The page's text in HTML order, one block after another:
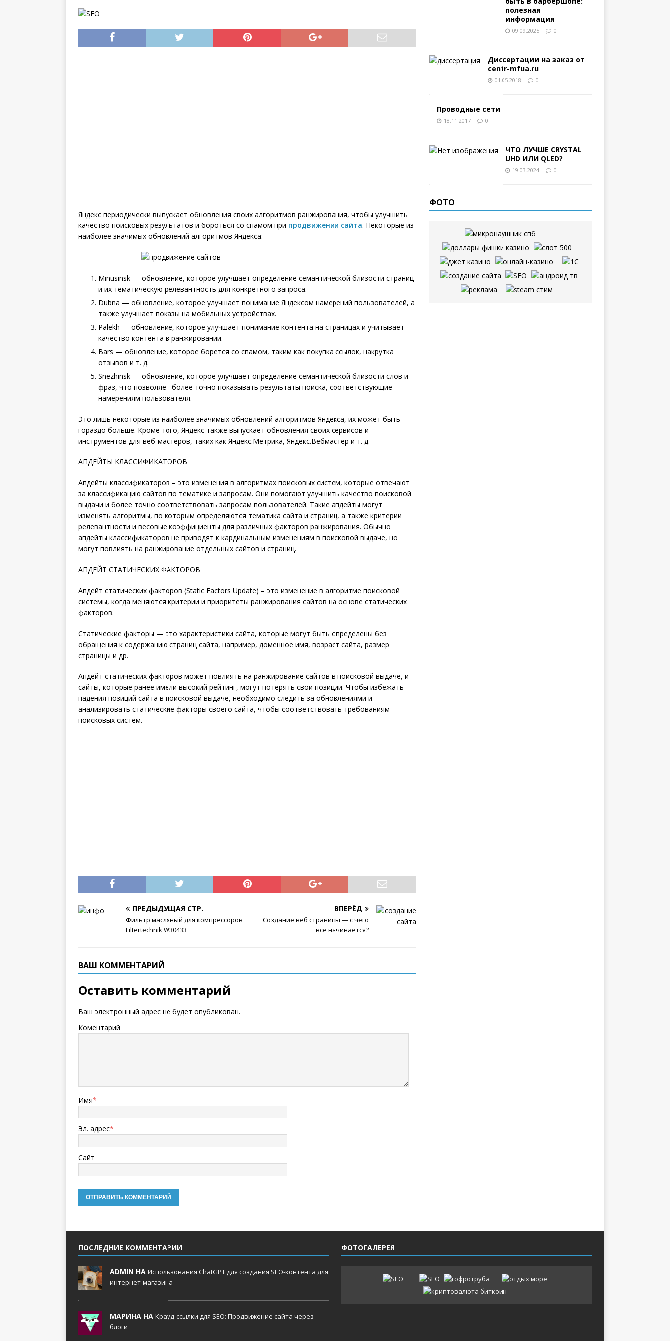
Яндекс периодически выпускает обновления своих алгоритмов ранжирования, чтобы улучшить
качество поисковых результатов и бороться со спамом при продвижении сайта. Некоторые из
наиболее значимых обновлений алгоритмов Яндекса:
Minusinsk — обновление, которое улучшает определение семантической близости страниц
и их тематическую релевантность для конкретного запроса.
Dubna — обновление, которое улучшает понимание Яндексом намерений пользователей, а
также улучшает показы на мобильных устройствах.
Palekh — обновление, которое улучшает понимание контента на страницах и учитывает
качество контента в ранжировании.
Bars — обновление, которое борется со спамом, таким как покупка ссылок, накрутка
отзывов и т. д.
Snezhinsk — обновление, которое улучшает определение семантической близости слов и
фраз, что позволяет более точно показывать результаты поиска, соответствующие
намерениям пользователя.
Это лишь некоторые из наиболее значимых обновлений алгоритмов Яндекса, их может быть
гораздо больше. Кроме того, Яндекс также выпускает обновления своих сервисов и
инструментов для веб-мастеров, таких как Яндекс.Метрика, Яндекс.Вебмастер и т. д.
АПДЕЙТЫ КЛАССИФИКАТОРОВ
Апдейты классификаторов – это изменения в алгоритмах поисковых систем, которые отвечают
за классификацию сайтов по тематике и запросам. Они помогают улучшить качество поисковой
выдачи и более точно соответствовать запросам пользователей. Такие апдейты могут
изменять алгоритмы, по которым определяются тематика сайта и страниц, а также критерии
релевантности и весовые коэффициенты для различных факторов ранжирования. Обычно
апдейты классификаторов не приводят к кардинальным изменениям в поисковой выдаче, но
могут повлиять на ранжирование отдельных сайтов и страниц.
АПДЕЙТ СТАТИЧЕСКИХ ФАКТОРОВ
Апдейт статических факторов (Static Factors Update) – это изменение в алгоритме поисковой
системы, когда меняются критерии и приоритеты ранжирования сайтов на основе статических
факторов.
Статические факторы — это характеристики сайта, которые могут быть определены без
обращения к содержанию страниц сайта, например, доменное имя, возраст сайта, размер
страницы и др.
Апдейт статических факторов может повлиять на ранжирование сайтов в поисковой выдаче, и
сайты, которые ранее имели высокий рейтинг, могут потерять свои позиции. Чтобы избежать
падения позиций сайта в поисковой выдаче, необходимо следить за обновлениями и
анализировать статические факторы своего сайта, чтобы соответствовать требованиям
поисковых систем.
ПРЕДЫДУЩАЯ СТР.
Фильтр масляный для компрессоров
Filtertechnik W30433
ВПЕРЁД
Создание веб страницы — с чего
все начинается?
ВАШ КОММЕНТАРИЙ
Оставить комментарий
Ваш электронный адрес не будет опубликован.
Коментарий
Имя*
Эл. адрес*
Сайт
полезная
информация
09.09.2025 0
Диссертации на заказ от
centr-mfua.ru
01.05.2018 0
Проводные сети
18.11.2017 0
ЧТО ЛУЧШЕ CRYSTAL
UHD ИЛИ QLED?
19.03.2024 0
ФОТО
ПОСЛЕДНИЕ КОММЕНТАРИИ
ADMIN НА Использования ChatGPT для создания SEO-контента для
интернет-магазина
МАРИНА НА Крауд-ссылки для SEO: Продвижение сайта через
блоги
ФОТОГАЛЕРЕЯ